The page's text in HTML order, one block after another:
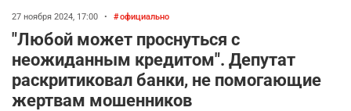
27 ноября 2024, 17:00 • официально
"Любой может проснуться с
неожиданным кредитом". Депутат
раскритиковал банки, не помогающие
жертвам мошенников